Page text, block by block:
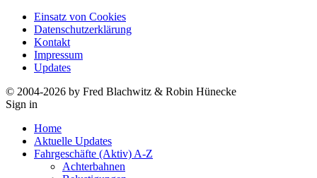
Einsatz von Cookies
Datenschutzerklärung
Kontakt
Impressum
Updates
© 2004-2026 by Fred Blachwitz & Robin Hünecke
Sign in
Home
Aktuelle Updates
Fahrgeschäfte (Aktiv) A-Z
Achterbahnen